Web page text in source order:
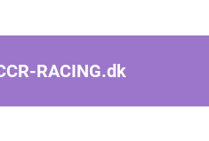
RACING.dk